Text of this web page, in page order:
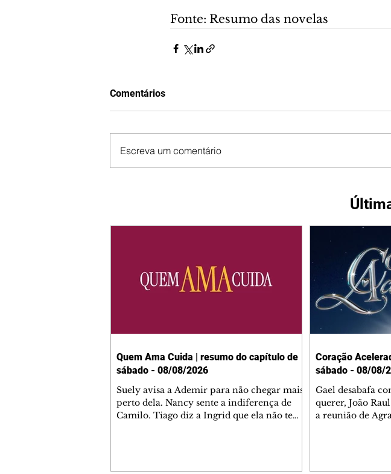
Fonte: Resumo das novelas
Comentários
Escreva um comentário
Quem Ama Cuida | resumo do capítulo de
sábado - 08/08/2026
Suely avisa a Ademir para não chegar mais
perto dela. Nancy sente a indiferença de
Camilo. Tiago diz a Ingrid que ela não tem
Coração
sábado - 08/08/
Gael desabafa
querer, João
a reunião de